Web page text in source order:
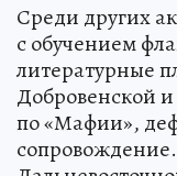
Среди других
с обучением
литературные
Добровенской и
по «Мафии»,